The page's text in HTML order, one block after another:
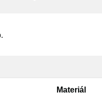
Materiál